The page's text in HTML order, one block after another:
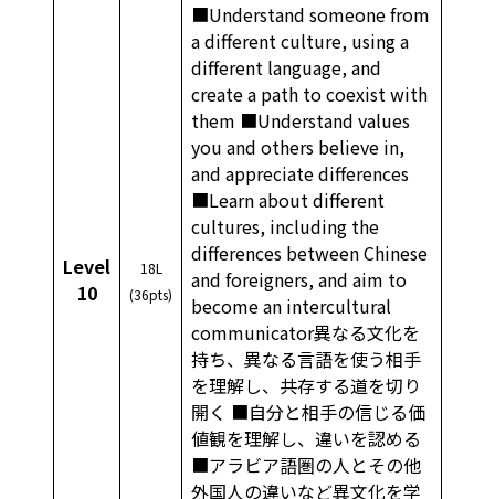
Level
10
18L
(36pts)
■Understand someone from
a different culture, using a
different language, and
create a path to coexist with
them ■Understand values
you and others believe in,
and appreciate differences
■Learn about different
cultures, including the
differences between Chinese
and foreigners, and aim to
become an intercultural
communicator異なる文化を
持ち、異なる言語を使う相手
を理解し、共存する道を切り
開く ■自分と相手の信じる価
値観を理解し、違いを認める
■アラビア語圏の人とその他
外国人の違いなど異文化を学